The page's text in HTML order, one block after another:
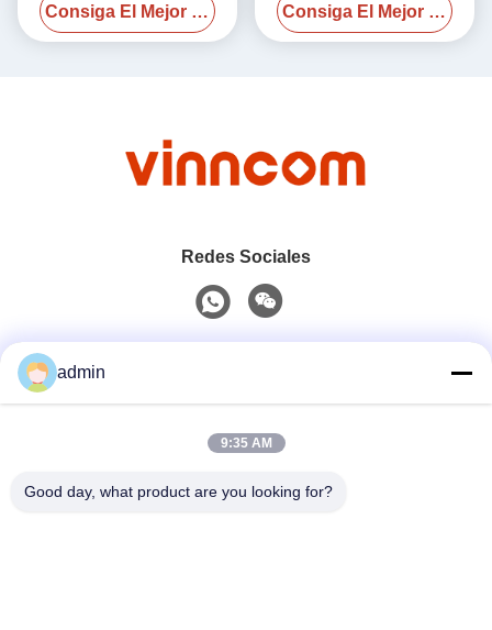
Consiga El Mejor Precio Consiga El Mejor Precio
Redes Sociales
0086-551-65396351
admin
9:35 AM
Good day, what product are you looking for?